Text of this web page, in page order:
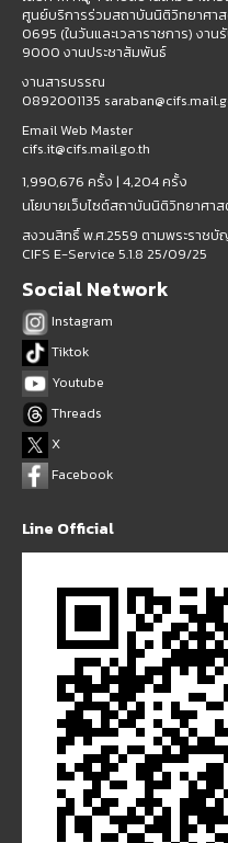
ศูนย์บริการร่วมสถาบันนิติวิทยาศา
0695 (ในวันและเวลาราชการ) ง
9000 งานประชาสัมพันธ์
งานสารบรรณ
0892001135
Email Web Master
cifs.it@cifs.mail.go.th
1,990,676 ครั้ง | 4,204 ครั้ง
นโยบายเว็บไซต์สถาบันนิติวิทยาศา
สงวนสิทธิ์ พ.ศ.2559 ตามพระราช
CIFS E-Service 5.1.8 25/09/25
Social Network
Instagram
Tiktok
Youtube
Threads
X
Facebook
Line Official